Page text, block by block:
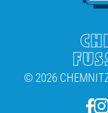
© 2026